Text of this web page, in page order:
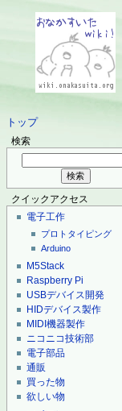
トップ
検索
クイックアクセス
電子工作
プロトタイピング
Arduino
M5Stack
Raspberry Pi
USBデバイス開発
HIDデバイス製作
MIDI機器製作
ニコニコ技術部
電子部品
通販
買った物
欲しい物